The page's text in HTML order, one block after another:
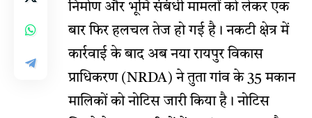
निर्माण और भूमि संबंधी मामलों को लेकर एक
बार फिर हलचल तेज हो गई है। नकटी क्षेत्र में
कार्रवाई के बाद अब नया रायपुर विकास
प्राधिकरण (NRDA) ने तुता गांव के 35 मकान
मालिकों को नोटिस जारी किया है। नोटिस